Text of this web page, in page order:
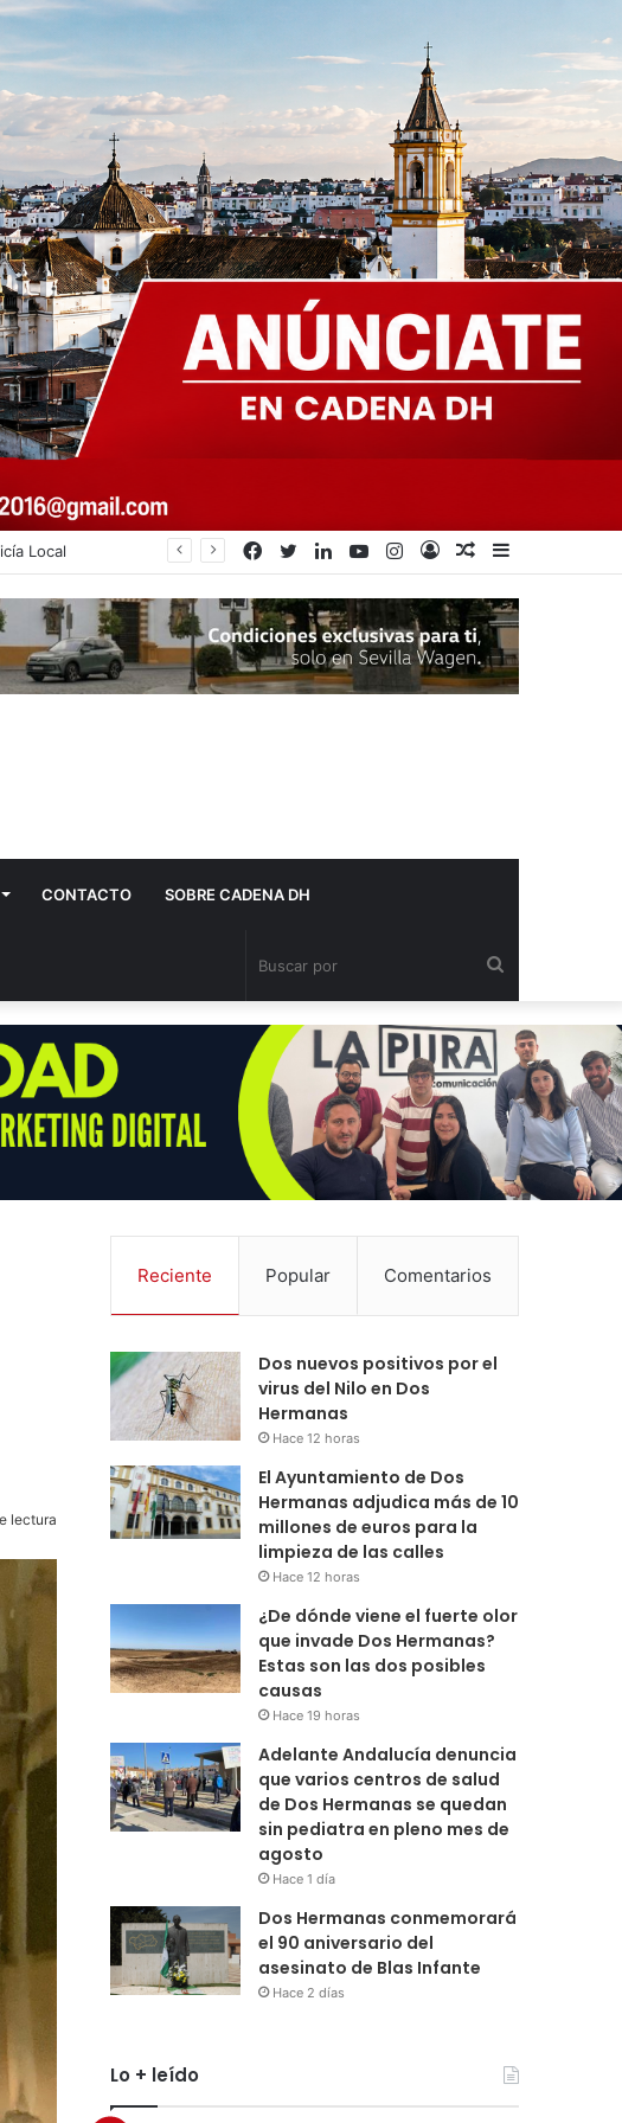
Barra
Publicación
azar
Acceso
Instagram
YouTube
LinkedIn
Twitter
Facebook
CONTACTO SOBRE CADENA DH
por
lectura
Reciente Popular Comentarios
Dos nuevos positivos por el
virus del Nilo en Dos
Hermanas
Hace 12 horas
El Ayuntamiento de Dos
Hermanas adjudica más de 10
millones de euros para la
limpieza de las calles
Hace 12 horas
¿De dónde viene el fuerte olor
que invade Dos Hermanas?
Estas son las dos posibles
causas
Hace 19 horas
Adelante Andalucía denuncia
que varios centros de salud
de Dos Hermanas se quedan
sin pediatra en pleno mes de
agosto
Hace 1 día
Dos Hermanas conmemorará
el 90 aniversario del
asesinato de Blas Infante
Hace 2 días
Lo + leído